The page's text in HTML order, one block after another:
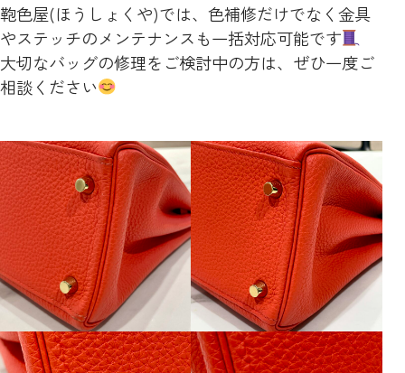
鞄色屋(ほうしょくや)では、色補修だけでなく金具
やステッチのメンテナンスも一括対応可能です
大切なバッグの修理をご検討中の方は、ぜひ一度ご
相談ください